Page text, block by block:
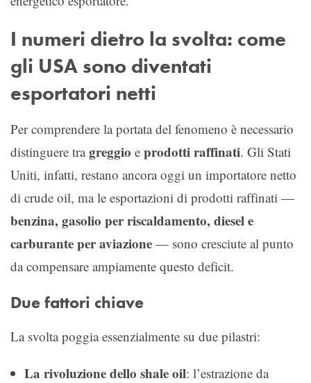
I numeri dietro la svolta: come
gli USA sono diventati
esportatori netti
Per comprendere la portata del fenomeno è necessario
distinguere tragreggio e prodotti raffinati. Gli Stati
Uniti, infatti, restano ancora oggi un importatore netto
di crude oil, ma le esportazioni di prodotti raffinati —
benzina, gasolio per riscaldamento, diesel e
carburante per aviazione — sono cresciute al punto
da compensare ampiamente questo deficit.
Due fattori chiave
La svolta poggia essenzialmente su due pilastri:
La rivoluzione dello shale oil: l’estrazione da